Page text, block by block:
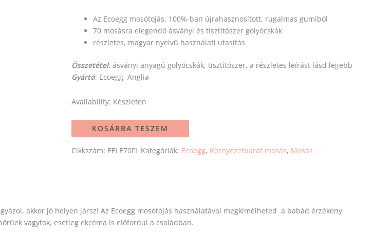
Az Ecoegg mosótojás, 100%-ban újrahasznosított, rugalmas gumiból
70 mosásra elegendő ásványi és tisztítószer golyócskák
részletes, magyar nyelvű használati utasítás
Összetétel: ásványi anyagú golyócskák, tisztítószer, a részletes leírást lásd lejjebb
Gyártó: Ecoegg, Anglia
Availability: Készleten
KOSÁRBA TESZEM
Cikkszám: EELE70FL Kategóriák: Ecoegg, Környezetbarát mosás, Mosás
akkor jó helyen jársz! Az Ecoegg mosótojás használatával megkímélheted a babád érzékeny
vagytok, esetleg ekcéma is előfordul a családban.